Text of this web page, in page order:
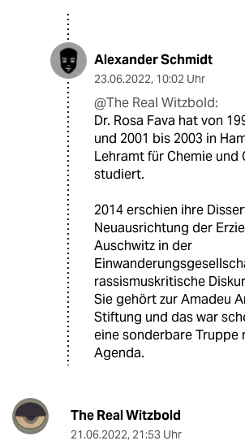
Alexander Schmidt
23.06.2022, 10:02 Uhr
@The Real Witzbold:
Dr. Rosa Fava hat von
und 2001 bis 2003 in
Lehramt für Chemie und
studiert.
2014 erschien ihre
Neuausrichtung der
Auschwitz in der
rassismuskritische
Sie gehört zur Amadeu
Stiftung und das war
eine sonderbare Truppe
Agenda.
The Real Witzbold
21.06.2022, 21:53 Uhr